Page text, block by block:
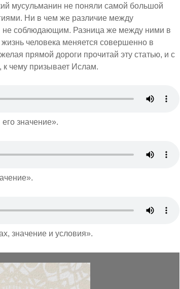
мусульманин не поняли самой большой
Ни в чем же различие между
соблюдающим. Разница же между ними в
человека меняется совершенно в
прямой дороги прочитай эту статью, и с
к чему призывает Ислам.
значение».
значение и условия».